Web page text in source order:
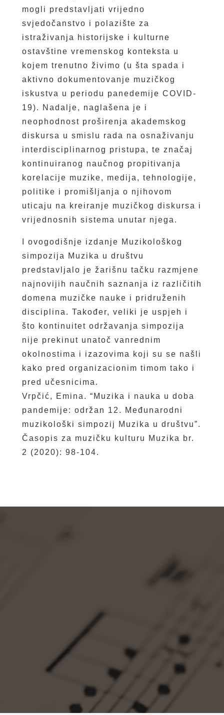
mogli predstavljati vrijedno
svjedočanstvo i polazište za
istraživanja historijske i kulturne
ostavštine vremenskog konteksta u
kojem trenutno živimo (u šta spada i
aktivno dokumentovanje muzičkog
iskustva u periodu panedemije COVID-
19). Nadalje, naglašena je i
neophodnost proširenja akademskog
diskursa u smislu rada na osnaživanju
interdisciplinarnog pristupa, te značaj
kontinuiranog naučnog propitivanja
korelacije muzike, medija, tehnologije,
politike i promišljanja o njihovom
uticaju na kreiranje muzičkog diskursa i
vrijednosnih sistema unutar njega.
I ovogodišnje izdanje Muzikološkog
simpozija Muzika u društvu
predstavljalo je žarišnu tačku razmjene
najnovijih naučnih saznanja iz različitih
domena muzičke nauke i pridruženih
disciplina. Također, veliki je uspjeh i
što kontinuitet održavanja simpozija
nije prekinut unatoč vanrednim
okolnostima i izazovima koji su se našli
kako pred organizacionim timom tako i
pred učesnicima.
Vrpčić, Emina. “Muzika i nauka u doba
pandemije: održan 12. Međunarodni
muzikološki simpozij Muzika u društvu”.
Časopis za muzičku kulturu Muzika br.
2 (2020): 98-104.